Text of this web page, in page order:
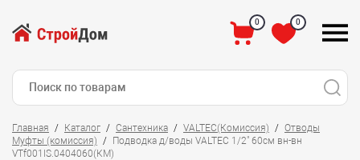
0 0
Главная Каталог Сантехника VALTEC(Комиссия)
Отводы
Муфты (комиссия)
Подводка д/воды VALTEC 1/2" 60см вн-вн
VTf001IS.0404060(КМ)